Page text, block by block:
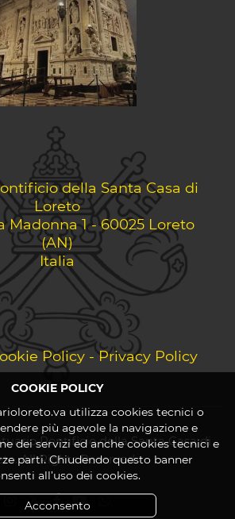
della Santa Casa di
Loreto
Madonna 1 - 60025 Loreto
(AN)
Italia
Policy-Privacy Policy
Pontificio della Santa Casa di
All Rights Reserved.
COOKIE POLICY
utilizza cookies tecnici o
più agevole la navigazione e
dei servizi ed anche cookies tecnici e
parti. Chiudendo questo banner
all’uso dei cookies.
Acconsento